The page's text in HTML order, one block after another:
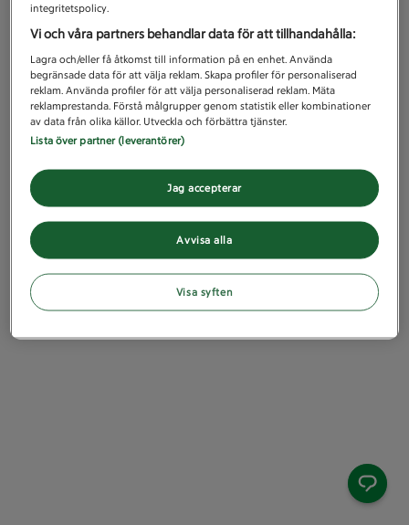
integritetspolicy.
Vi och våra partners behandlar data för att tillhandahålla:
Lagra och/eller få åtkomst till information på en enhet. Använda
begränsade data för att välja reklam. Skapa profiler för personaliserad
reklam. Använda profiler för att välja personaliserad reklam. Mäta
reklamprestanda. Förstå målgrupper genom statistik eller kombinationer
av data från olika källor. Utveckla och förbättra tjänster.
Lista över partner (leverantörer)
Avvisa alla
Jag accepterar
Visa syften